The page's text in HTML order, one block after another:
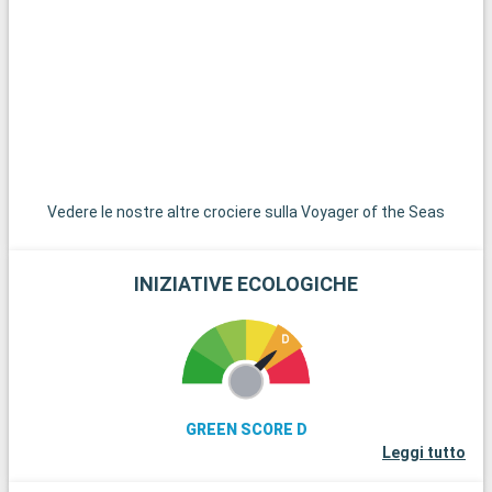
Vedere le nostre altre crociere sulla Voyager of the Seas
INIZIATIVE ECOLOGICHE
GREEN SCORE D
Leggi tutto